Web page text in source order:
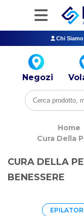
Chi Siamo
Negozi
Home
Cura Della
CURA DELLA
BENESSERE